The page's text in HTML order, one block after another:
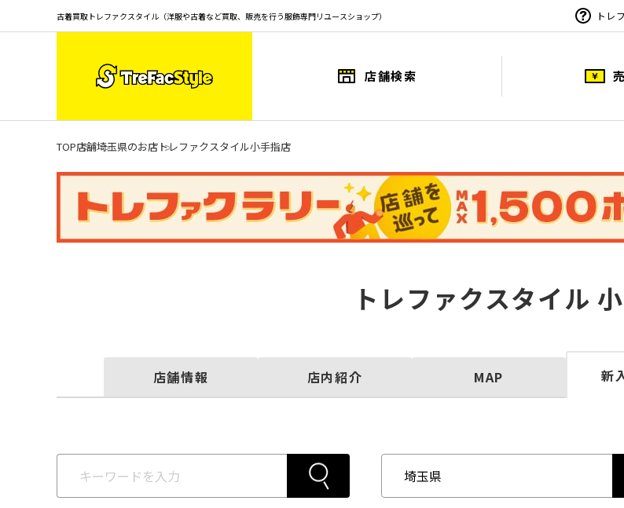
古着買取トレファクスタイル（洋服や古着など買取、販売を行う服飾専門リユースショップ） トレ
店舗検索
TOP店舗埼玉県のお店 トレファクスタイル小手指店
トレファクスタイル
店舗情報 店内紹介 MAP 新